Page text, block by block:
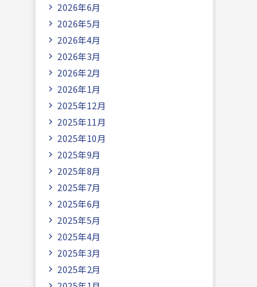
2026年6月
2026年5月
2026年4月
2026年3月
2026年2月
2026年1月
2025年12月
2025年11月
2025年10月
2025年9月
2025年8月
2025年7月
2025年6月
2025年5月
2025年4月
2025年3月
2025年2月